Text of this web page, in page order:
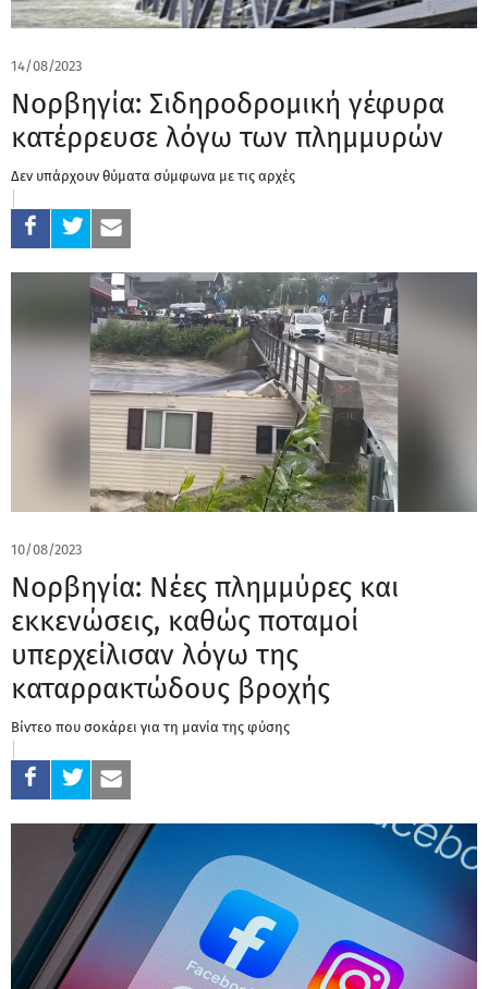
14/08/2023
Νορβηγία: Σιδηροδρομική γέφυρα
κατέρρευσε λόγω των πλημμυρών
Δεν υπάρχουν θύματα σύμφωνα με τις αρχές
10/08/2023
Νορβηγία: Νέες πλημμύρες και
εκκενώσεις, καθώς ποταμοί
υπερχείλισαν λόγω της
καταρρακτώδους βροχής
Βίντεο που σοκάρει για τη μανία της φύσης